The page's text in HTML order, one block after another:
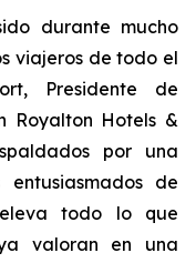
durante mucho
viajeros de todo el
Presidente de
Royalton Hotels &
por una
entusiasmados de
todo lo que
valoran en una